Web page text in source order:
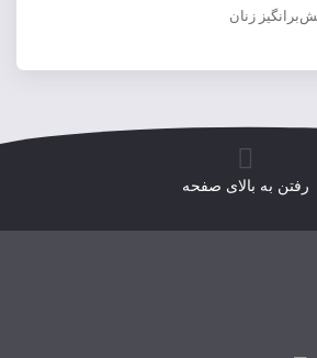
زنان
رفتن به بالای صفحه